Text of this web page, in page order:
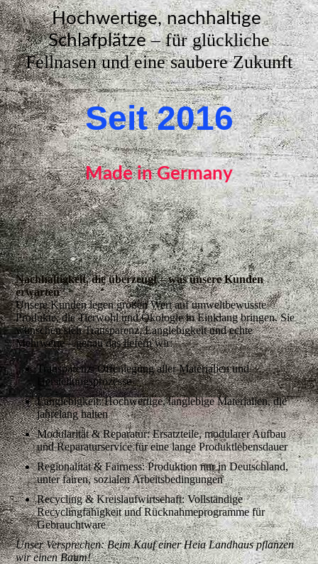
Hochwertige, nachhaltige
Schlafplätze– für glückliche
Fellnasen und eine saubere Zukunft
Seit 2016
Made in Germany
Nachhaltigkeit, die überzeugt – was unsere Kunden
erwarten
Unsere Kunden legen großen Wert auf umweltbewusste
Produkte, die Tierwohl und Ökologie in Einklang bringen. Sie
wünschen sich Transparenz, Langlebigkeit und echte
Mehrwerte – genau das liefern wir:
Transparenz: Offenlegung aller Materialien und
Herstellungsprozesse
Langlebigkeit: Hochwertige, langlebige Materialien, die
jahrelang halten
Modularität & Reparatur: Ersatzteile, modularer Aufbau
und Reparaturservice für eine lange Produktlebensdauer
Regionalität & Fairness: Produktion nur in Deutschland,
unter fairen, sozialen Arbeitsbedingungen
Recycling & Kreislaufwirtschaft: Vollständige
Recyclingfähigkeit und Rücknahmeprogramme für
Gebrauchtware
Unser Versprechen: Beim Kauf einer Heia Landhaus pflanzen
wir einen Baum!